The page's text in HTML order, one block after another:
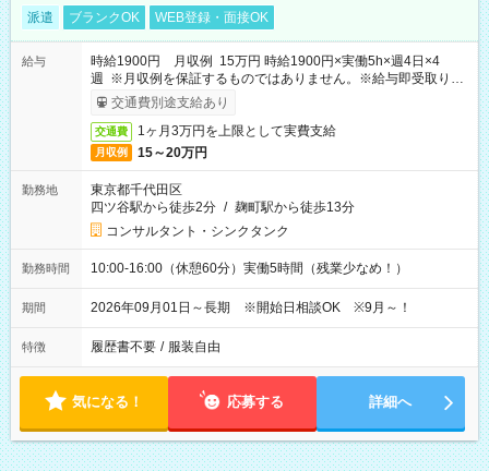
派遣 ブランクOK WEB登録・面接OK
給与
時給1900円 月収例 15万円 時給1900円×実働5h×週4日×4
週 ※月収例を保証するものではありません。※給与即受取りサ
ービス利用可（利用条件有）
交通費別途支給あり
交通費 1ヶ月3万円を上限として実費支給
月収例 15～20万円
勤務地
東京都千代田区
四ツ谷駅から徒歩2分 / 麹町駅から徒歩13分
コンサルタント・シンクタンク
勤務時間 10:00-16:00（休憩60分）実働5時間（残業少なめ！）
期間 2026年09月01日～長期 ※開始日相談OK ※9月～！
特徴 履歴書不要 / 服装自由
気になる！ 応募する 詳細へ